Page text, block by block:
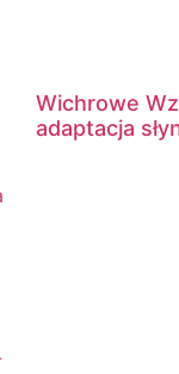
Wichrowe
adaptacja